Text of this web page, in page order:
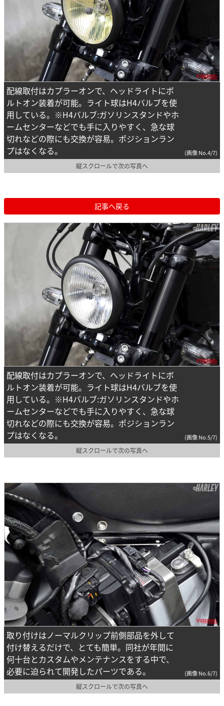
配線取付はカプラーオンで、ヘッドライトにボ
ルトオン装着が可能。ライト球はH4バルブを使
用している。※H4バルブ:ガソリンスタンドやホ
ームセンターなどでも手に入りやすく、急な球
切れなどの際にも交換が容易。ポジションラン
プはなくなる。
(画像 No.4/7)
縦スクロールで次の写真へ
記事へ戻る
配線取付はカプラーオンで、ヘッドライトにボ
ルトオン装着が可能。ライト球はH4バルブを使
用している。※H4バルブ:ガソリンスタンドやホ
ームセンターなどでも手に入りやすく、急な球
切れなどの際にも交換が容易。ポジションラン
プはなくなる。
(画像 No.5/7)
縦スクロールで次の写真へ
取り付けはノーマルクリップ前側部品を外して
付け替えるだけで、とても簡単。同社が年間に
何十台とカスタムやメンテナンスをする中で、
必要に迫られて開発したパーツである。
(画像 No.6/7)
縦スクロールで次の写真へ